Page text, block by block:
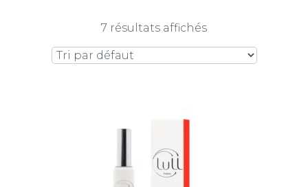
7 résultats affichés